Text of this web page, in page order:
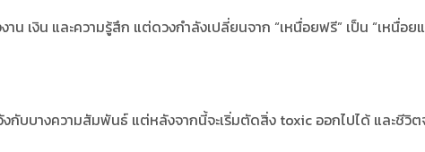
เงิน และความรู้สึก แต่ดวงกำลังเปลี่ยนจาก “เหนื่อยฟรี” เป็น “เหนื่อย
บบางความสัมพันธ์ แต่หลังจากนี้จะเริ่มตัดสิ่ง toxic ออกไปได้ และชีวิตจ